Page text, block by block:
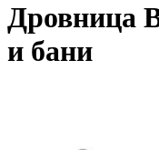
Дровница
и бани